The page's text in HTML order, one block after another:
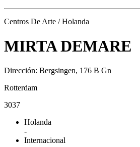
Centros De Arte / Holanda
MIRTA DEMARE
Dirección: Bergsingen, 176 B Gn
Rotterdam
3037
Holanda
-
Internacional